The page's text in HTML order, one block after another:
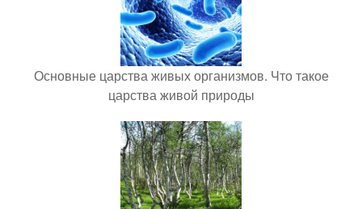
Основные царства живых организмов. Что такое
царства живой природы